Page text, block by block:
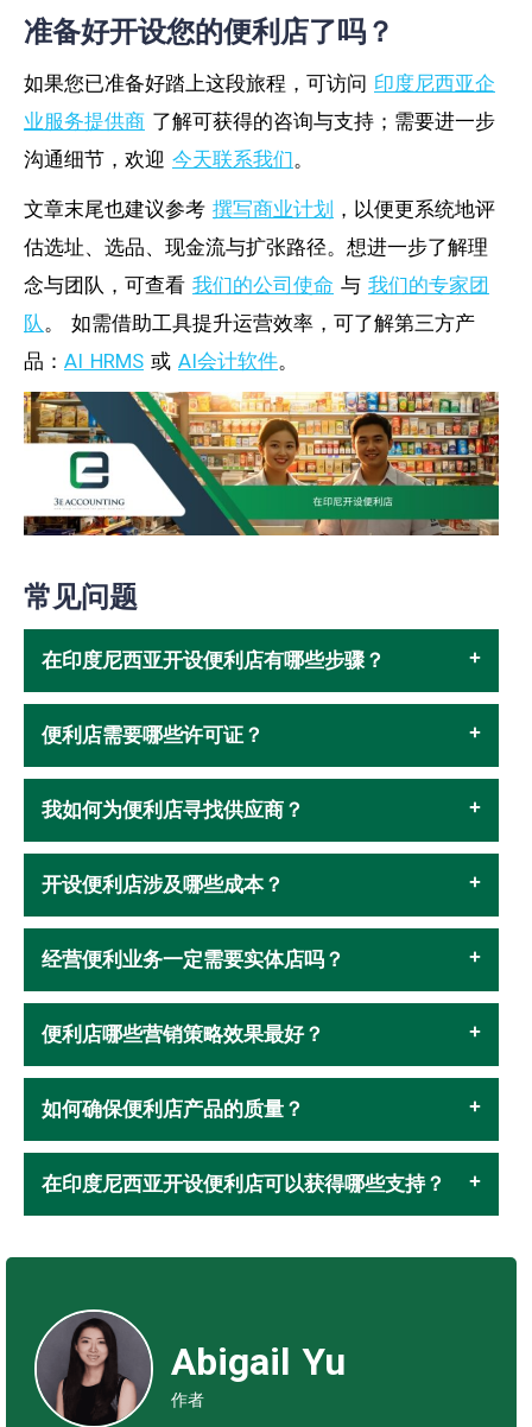
准备好开设您的便利店了吗？
如果您已准备好踏上这段旅程，可访问 印度尼西亚企
业服务提供商 了解可获得的咨询与支持；需要进一步
沟通细节，欢迎 今天联系我们。
文章末尾也建议参考 撰写商业计划 ，以便更系统地评
估选址、选品、现金流与扩张路径。想进一步了解理
念与团队，可查看 我们的公司使命 与 我们的专家团
队 。 如需借助工具提升运营效率，可了解第三方产
品： AI HRMS 或 AI会计软件。
常见问题
在印度尼西亚开设便利店有哪些步骤？
便利店需要哪些许可证？
我如何为便利店寻找供应商？
开设便利店涉及哪些成本？
经营便利业务一定需要实体店吗？
便利店哪些营销策略效果最好？
如何确保便利店产品的质量？
在印度尼西亚开设便利店可以获得哪些支持？
Abigail Yu
作者